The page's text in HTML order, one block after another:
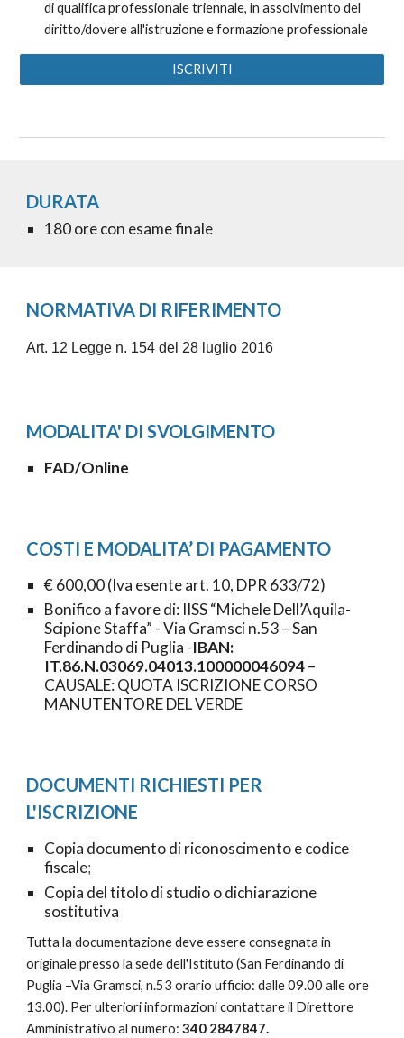
di qualifica professionale triennale, in assolvimento del
diritto/dovere all'istruzione e formazione professionale
ISCRIVITI
DURATA
180 ore con esame finale
NORMATIVA DI RIFERIMENTO
Art. 12 Legge n. 154 del 28 luglio 2016
MODALITA' DI SVOLGIMENTO
FAD/Online
COSTI E MODALITA’ DI PAGAMENTO
€600,00 (Iva esente art. 10, DPR 633/72)
Bonifico a favore di: IISS “Michele Dell’Aquila-
Scipione Staffa” - Via Gramsci n.53 – San
Ferdinando di Puglia -IBAN:
IT.86.N.03069.04013.100000046094–
CAUSALE: QUOTA ISCRIZIONE CORSO
MANUTENTORE DEL VERDE
DOCUMENTI RICHIESTI PER
L'ISCRIZIONE
Copia documento di riconoscimento e codice
fiscale;
Copia del titolo di studio o dichiarazione
sostitutiva
Tutta la documentazione deve essere consegnata in
originale presso la sede dell'Istituto (San Ferdinando di
Puglia –Via Gramsci, n.53 orario ufficio: dalle 09.00 alle ore
13.00). Per ulteriori informazioni contattare il Direttore
Amministrativo al numero:340 2847847.